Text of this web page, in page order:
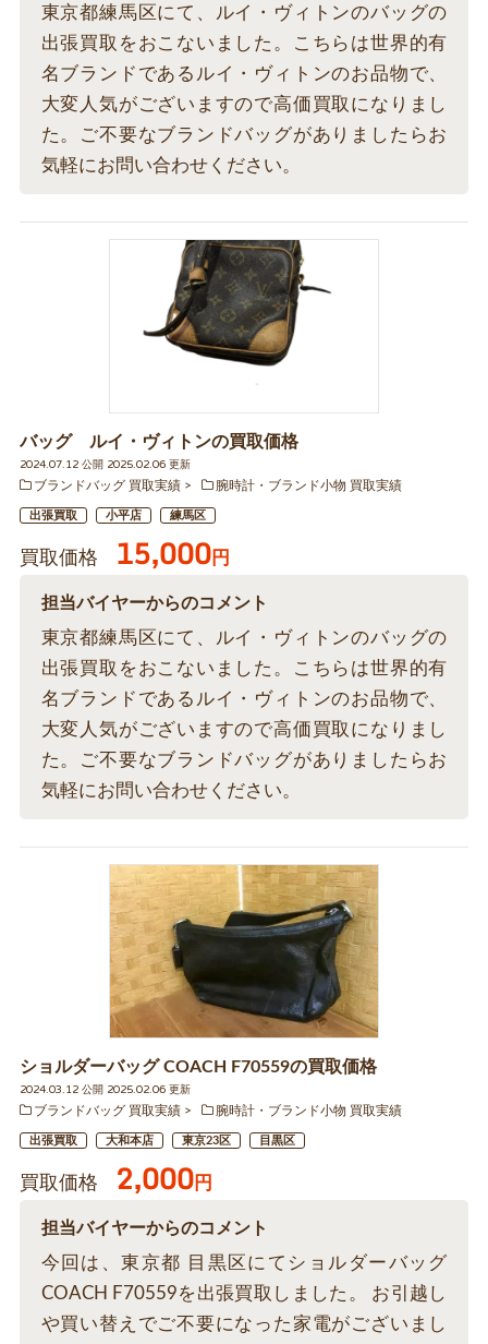
東京都練馬区にて、ルイ・ヴィトンのバッグの
出張買取をおこないました。こちらは世界的有
名ブランドであるルイ・ヴィトンのお品物で、
大変人気がございますので高価買取になりまし
た。ご不要なブランドバッグがありましたらお
気軽にお問い合わせください。
バッグ ルイ・ヴィトンの買取価格
2024.07.12 公開 2025.02.06 更新
ブランドバッグ 買取実績
腕時計・ブランド小物 買取実績
出張買取 小平店 練馬区
買取価格 15,000円
担当バイヤーからのコメント
東京都練馬区にて、ルイ・ヴィトンのバッグの
出張買取をおこないました。こちらは世界的有
名ブランドであるルイ・ヴィトンのお品物で、
大変人気がございますので高価買取になりまし
た。ご不要なブランドバッグがありましたらお
気軽にお問い合わせください。
ショルダーバッグ COACH F70559の買取価格
2024.03.12 公開 2025.02.06 更新
ブランドバッグ 買取実績
腕時計・ブランド小物 買取実績
出張買取 大和本店 東京23区 目黒区
買取価格 2,000円
担当バイヤーからのコメント
今回は、東京都 目黒区にてショルダーバッグ
COACH F70559を出張買取しました。 お引越し
や買い替えでご不要になった家電がございまし